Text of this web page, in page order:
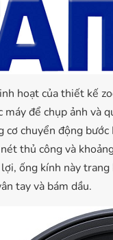
hoạt của thiết kế
máy để chụp ảnh và
cơ chuyển động
thủ công và
ống kính này
tay và bám dầu.